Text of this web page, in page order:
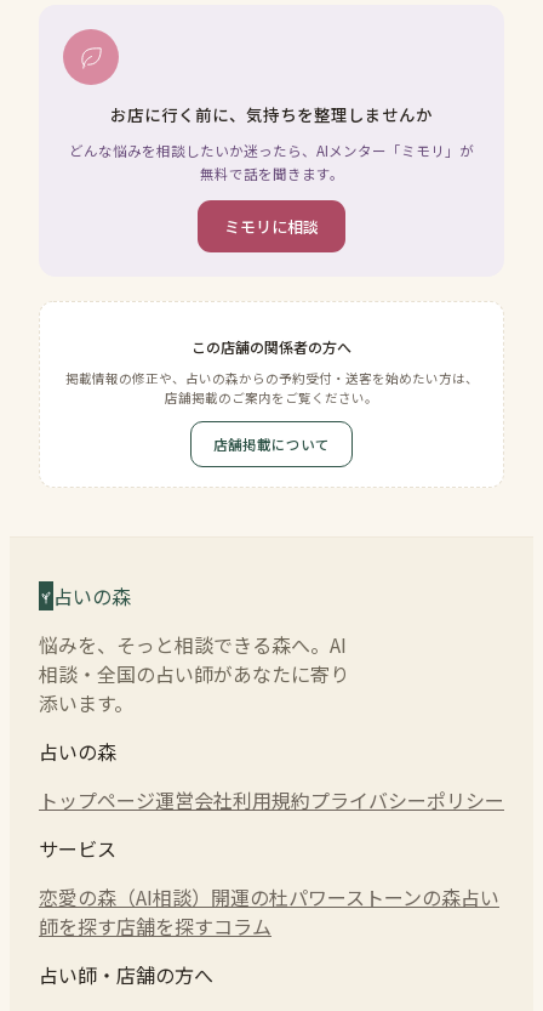
お店に行く前に、気持ちを整理しませんか
どんな悩みを相談したいか迷ったら、AIメンター「ミモリ」が
無料で話を聞きます。
ミモリに相談
この店舗の関係者の方へ
掲載情報の修正や、占いの森からの予約受付・送客を始めたい方は、
店舗掲載のご案内をご覧ください。
店舗掲載について
占いの森
悩みを、そっと相談できる森へ。AI
相談・全国の占い師があなたに寄り
添います。
占いの森
トップページ運営会社利用規約プライバシーポリシー
サービス
恋愛の森（AI相談） 開運の杜パワーストーンの森占い
師を探す店舗を探すコラム
占い師・店舗の方へ